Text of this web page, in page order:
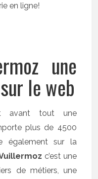
en ligne!
une
le web
avant tout une
plus de 4500
également sur la
c’est une
de métiers, une